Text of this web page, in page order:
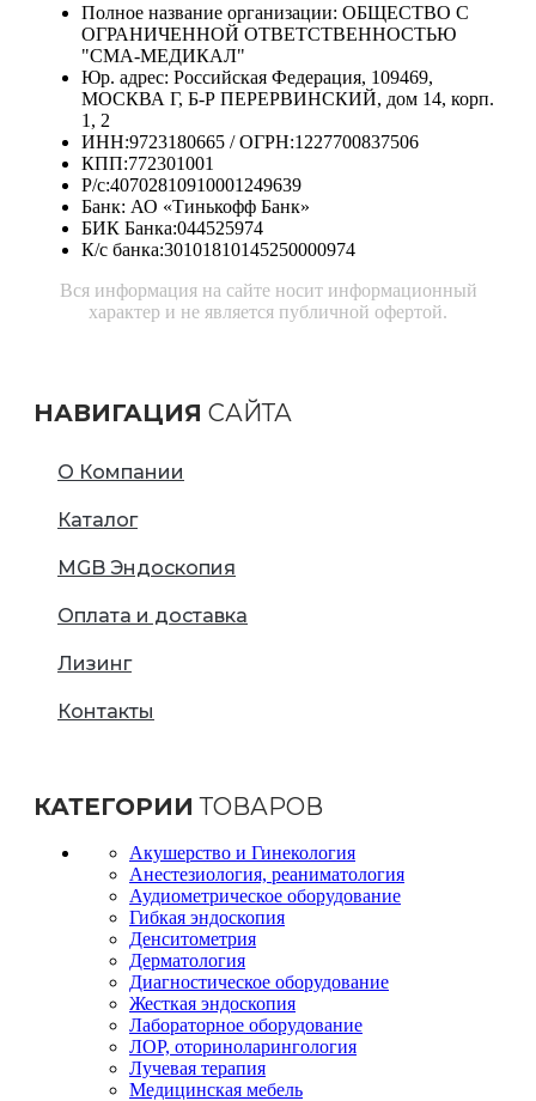
Полное название организации: ОБЩЕСТВО С
ОГРАНИЧЕННОЙ ОТВЕТСТВЕННОСТЬЮ
"СМА-МЕДИКАЛ"
Юр. адрес: Российская Федерация, 109469,
МОСКВА Г, Б-Р ПЕРЕРВИНСКИЙ, дом 14, корп.
1, 2
ИНН:9723180665 / ОГРН:1227700837506
КПП:772301001
Р/с:40702810910001249639
Банк: АО «Тинькофф Банк»
БИК Банка:044525974
К/с банка:30101810145250000974
Вся информация на сайте носит информационный
характер и не является публичной офертой.
НАВИГАЦИЯ САЙТА
О Компании
Каталог
MGB Эндоскопия
Оплата и доставка
Лизинг
Контакты
КАТЕГОРИИ ТОВАРОВ
Акушерство и Гинекология
Анестезиология, реаниматология
Аудиометрическое оборудование
Гибкая эндоскопия
Денситометрия
Дерматология
Диагностическое оборудование
Жесткая эндоскопия
Лабораторное оборудование
ЛОР, оториноларингология
Лучевая терапия
Медицинская мебель